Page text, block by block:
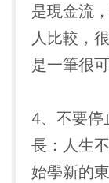
是現金流
人比較，
是一筆很
4、不要停
長： 人生
始學新的